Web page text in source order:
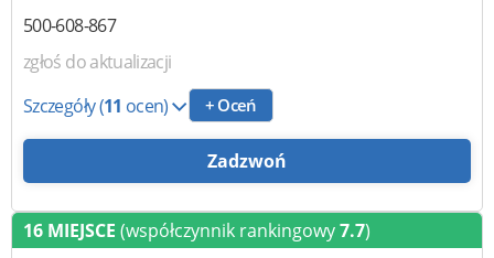
500-608-867
zgłoś do aktualizacji
Szczegóły(11 ocen) + Oceń
Zadzwoń
16 MIEJSCE (współczynnik rankingowy7.7)